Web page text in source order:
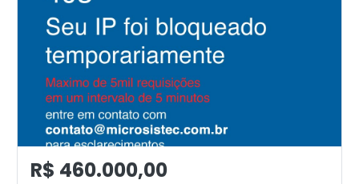
R$ 460.000,00